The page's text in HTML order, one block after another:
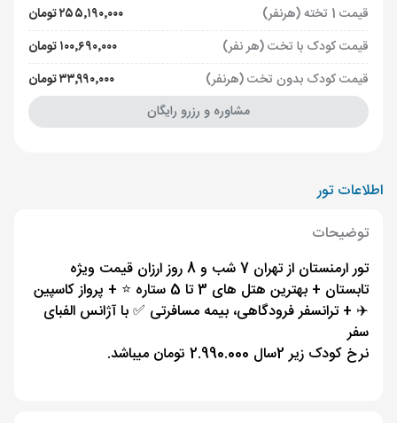
قیمت 1 تخته (هرنفر)
۲۵۵٬۱۹۰٬۰۰۰ تومان
قیمت کودک با تخت (هر نفر)
۱۰۰٬۶۹۰٬۰۰۰ تومان
قیمت کودک بدون تخت (هرنفر)
۳۳٬۹۹۰٬۰۰۰ تومان
مشاوره و رزرو رایگان
اطلاعات تور
توضیحات
تور ارمنستان از تهران 7 شب و 8 روز ارزان قیمت ویژه
تابستان + بهترین هتل های 3 تا 5 ستاره ⭐️ + پرواز کاسپین
✈️ + ترانسفر فرودگاهی، بیمه مسافرتی ✅ با آژانس الفبای
سفر
نرخ کودک زیر 2سال 2.990.000 تومان میباشد.